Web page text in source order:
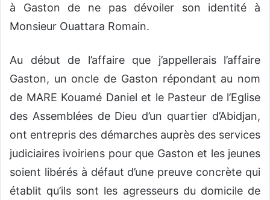
à Gaston de ne pas dévoiler son identité à
Monsieur Ouattara Romain.
Au début de l’affaire que j’appellerais l’affaire
Gaston, un oncle de Gaston répondant au nom
de MARE Kouamé Daniel et le Pasteur de l’Eglise
des Assemblées de Dieu d’un quartier d’Abidjan,
ont entrepris des démarches auprès des services
judiciaires ivoiriens pour que Gaston et les jeunes
soient libérés à défaut d’une preuve concrète qui
établit qu’ils sont les agresseurs du domicile de